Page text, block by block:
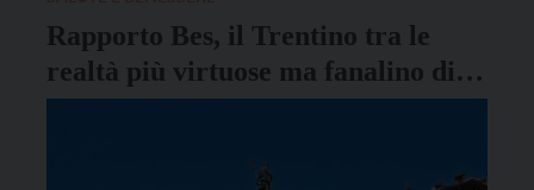
Rapporto Bes, il Trentino tra le
realtà più virtuose ma fanalino di
coda sul numero dei medici